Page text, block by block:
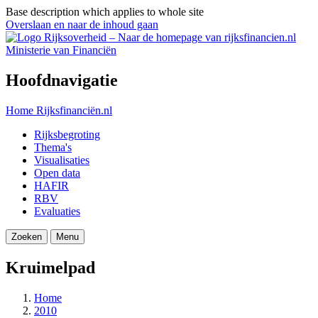
Base description which applies to whole site
Overslaan en naar de inhoud gaan
Ministerie van Financiën
Hoofdnavigatie
Home Rijksfinanciën.nl
Rijksbegroting
Thema's
Visualisaties
Open data
HAFIR
RBV
Evaluaties
Zoeken Menu
Kruimelpad
Home
2010